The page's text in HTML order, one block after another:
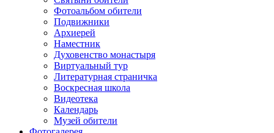
Фотоальбом обители
Подвижники
Архиерей
Наместник
Духовенство монастыря
Виртуальный тур
Литературная страничка
Воскресная школа
Видеотека
Календарь
Музей обители